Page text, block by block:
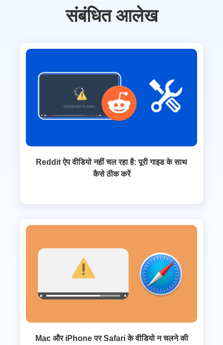
संबंधित आलेख
Reddit ऐप वीडियो नहीं चल रहा है: पूरी गाइड के साथ
कैसे ठीक करें
Mac और iPhone पर Safari के वीडियो न चलने की